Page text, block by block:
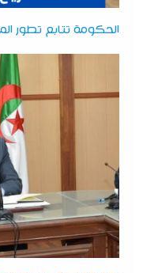
الحكومة تتابع تطور